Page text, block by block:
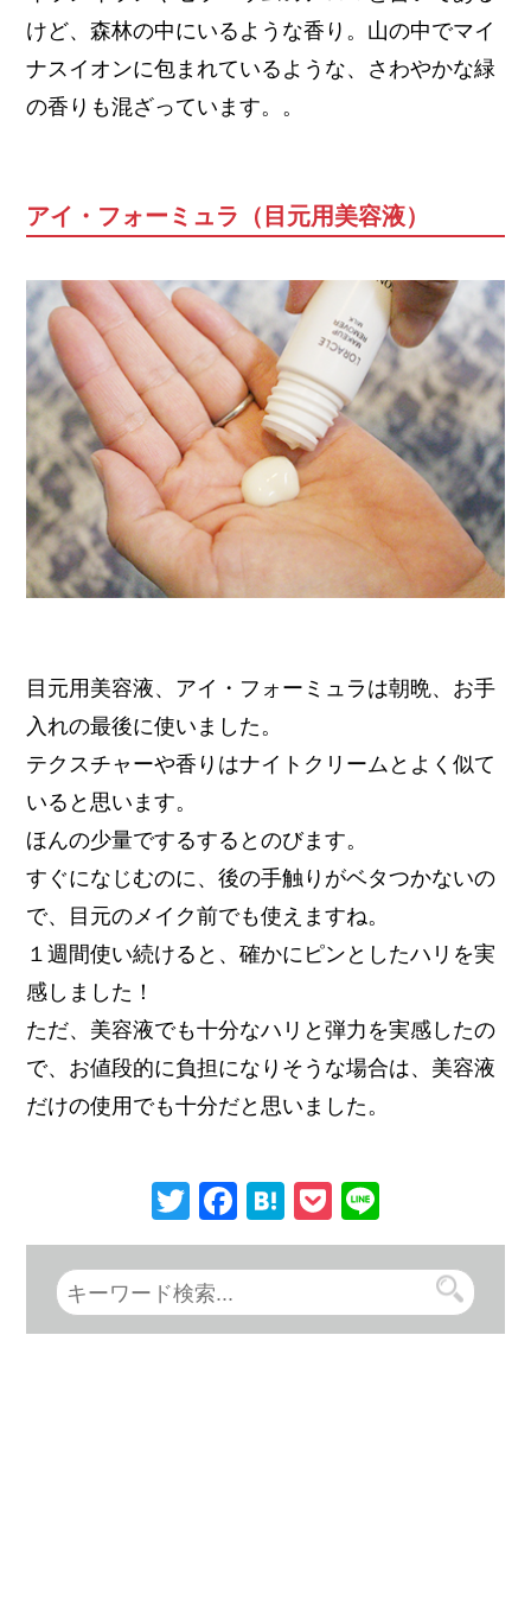
けど、森林の中にいるような香り。山の中でマイ
ナスイオンに包まれているような、さわやかな緑
の香りも混ざっています。。
アイ・フォーミュラ（目元用美容液）
目元用美容液、アイ・フォーミュラは朝晩、お手
入れの最後に使いました。
テクスチャーや香りはナイトクリームとよく似て
いると思います。
ほんの少量でするするとのびます。
すぐになじむのに、後の手触りがベタつかないの
で、目元のメイク前でも使えますね。
１週間使い続けると、確かにピンとしたハリを実
感しました！
ただ、美容液でも十分なハリと弾力を実感したの
で、お値段的に負担になりそうな場合は、美容液
だけの使用でも十分だと思いました。
Twitter
Facebook
Hatena
Pocket